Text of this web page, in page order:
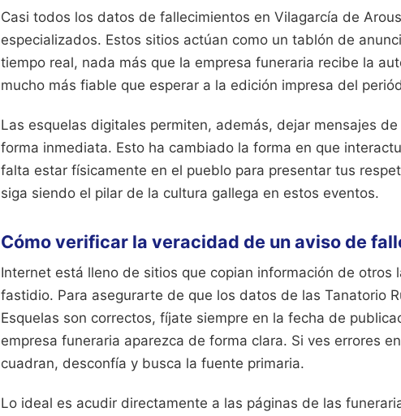
Casi todos los datos de fallecimientos en Vilagarcía de
especializados. Estos sitios actúan como un tablón de
tiempo real, nada más que la empresa funeraria recibe la
mucho más fiable que esperar a la edición impresa del
Las esquelas digitales permiten, además, dejar mensajes
forma inmediata. Esto ha cambiado la forma en que
falta estar físicamente en el pueblo para presentar tus
siga siendo el pilar de la cultura gallega en estos eventos.
Cómo verificar la veracidad de un aviso de
Internet está lleno de sitios que copian información de otros
fastidio. Para asegurarte de que los datos de las Tanatorio
Esquelas son correctos, fíjate siempre en la fecha de
empresa funeraria aparezca de forma clara. Si ves errores
cuadran, desconfía y busca la fuente primaria.
Lo ideal es acudir directamente a las páginas de las